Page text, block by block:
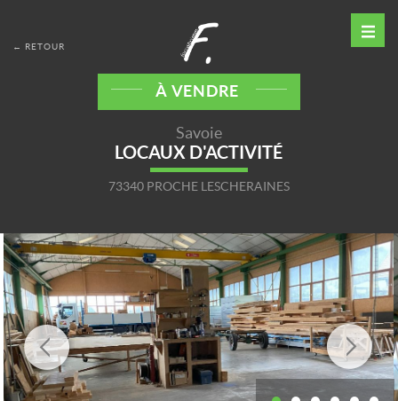
← RETOUR
À VENDRE
Savoie
LOCAUX D'ACTIVITÉ
73340 PROCHE LESCHERAINES